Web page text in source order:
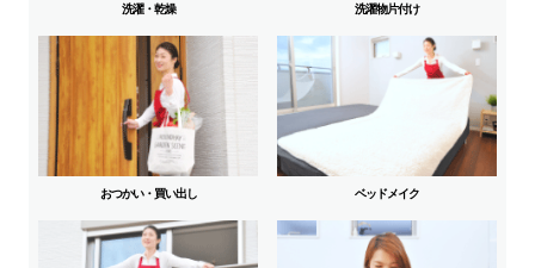
洗濯・乾燥 洗濯物片付け
おつかい・買い出し ベッドメイク